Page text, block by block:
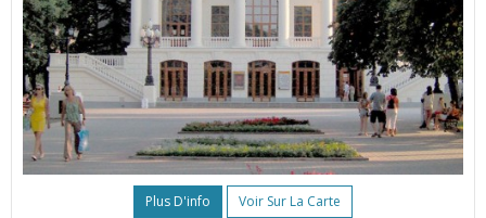
Plus D'info Voir Sur La Carte